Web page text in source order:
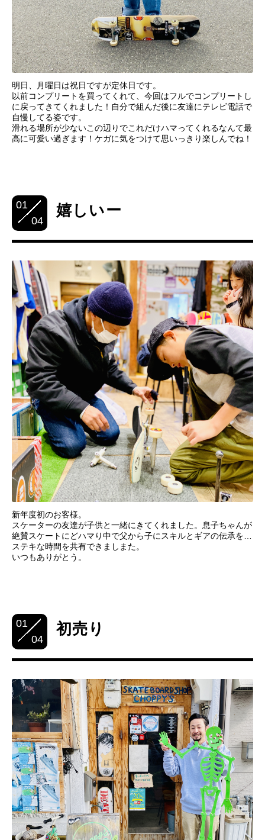
明日、月曜日は祝日ですが定休日です。
以前コンプリートを買ってくれて、今回はフルでコンプリートし
に戻ってきてくれました！自分で組んだ後に友達にテレビ電話で
自慢してる姿です。
滑れる場所が少ないこの辺りでこれだけハマってくれるなんて最
高に可愛い過ぎます！ケガに気をつけて思いっきり楽しんでね！
01
04
嬉しいー
新年度初のお客様。
スケーターの友達が子供と一緒にきてくれました。息子ちゃんが
絶賛スケートにどハマり中で父から子にスキルとギアの伝承を…
ステキな時間を共有できましまた。
いつもありがとう。
01
04
初売り